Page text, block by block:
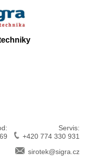
Servis:
+420 774 330 931
sirotek@sigra.cz